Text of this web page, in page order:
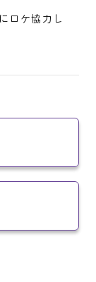
ロケ協力し